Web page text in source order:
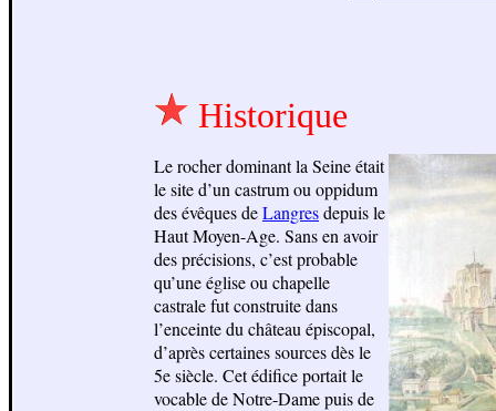
Historique
Le rocher dominant la Seine était
le site d’un castrum ou oppidum
des évêques deLangresdepuis le
Haut Moyen-Age. Sans en avoir
des précisions, c’est probable
qu’une église ou chapelle
castrale fut construite dans
l’enceinte du château épiscopal,
d’après certaines sources dès le
5e siècle. Cet édifice portait le
vocable de Notre-Dame puis de